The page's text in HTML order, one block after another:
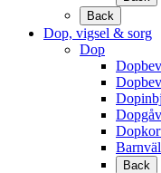
Back
Dop, vigsel & sorg
Dop
Back